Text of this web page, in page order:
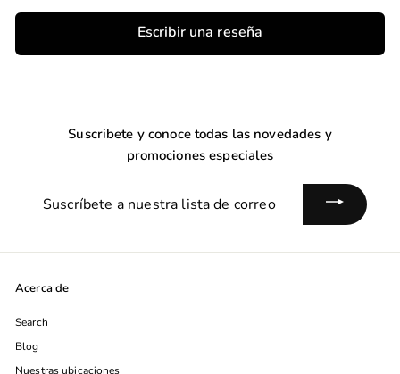
Escribir una reseña
Suscribete y conoce todas las novedades y
promociones especiales
Suscríbete
lista
correo
Acerca de
Search
Blog
Nuestras ubicaciones